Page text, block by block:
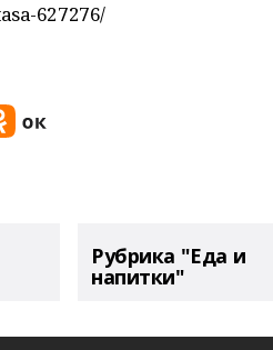
627276/
Рубрика "Еда и
напитки"